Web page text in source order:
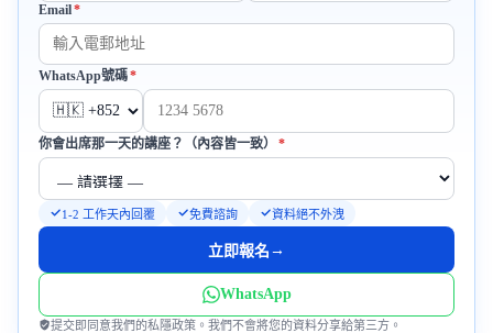
Email*必填
WhatsApp號碼*必填
你會出席那一天的講座？（內容皆一致） *必填
1-2 工作天內回覆 免費諮詢 資料絕不外洩
立即報名→
WhatsApp
提交即同意我們的私隱政策。我們不會將您的資料分享給第三方。